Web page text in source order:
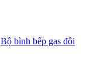
Bộ bình bếp gas đôi